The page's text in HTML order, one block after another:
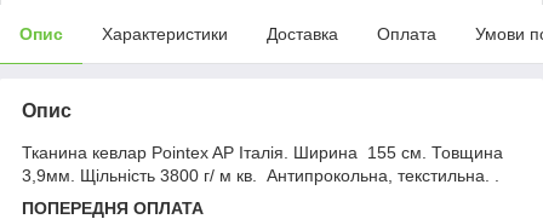
Опис Характеристики Доставка Оплата Умови
Опис
Тканина кевлар Pointex AP Італія. Ширина 155 см. Товщина
3,9мм. Щільність 3800 г/ м кв. Антипрокольна, текстильна. .
ПОПЕРЕДНЯ ОПЛАТА